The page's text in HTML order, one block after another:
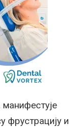
фрустрацију и